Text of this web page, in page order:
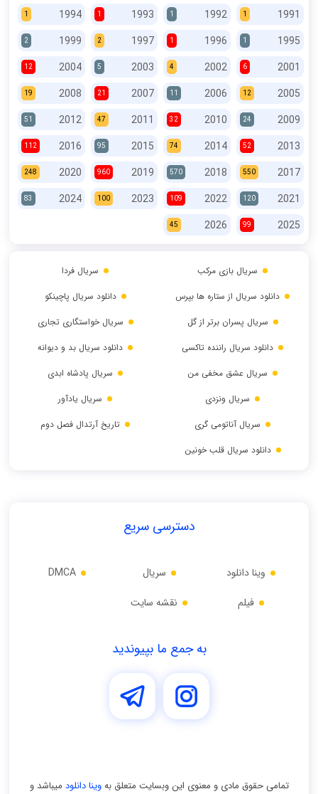
1991
1
1992
1
1993
1
1994
1
1995
1
1996
1
1997
2
1999
2
2001
6
2002
4
2003
5
2004
12
2005
12
2006
11
2007
21
2008
19
2009
24
2010
32
2011
47
2012
51
2013
52
2014
74
2015
95
2016
112
2017
550
2018
570
2019
960
2020
248
2021
120
2022
109
2023
100
2024
83
2025
99
2026
45
سریال بازی مرکب
دانلود سریال از ستاره ها بپرس
سریال پسران برتر از گل
دانلود سریال راننده تاکسی
سریال عشق مخفی من
سریال ونزدی
سریال آناتومی گری
دانلود سریال قلب خونین
سریال فردا
دانلود سریال پاچینکو
سریال خواستگاری تجاری
دانلود سریال بد و دیوانه
سریال پادشاه ابدی
سریال یادآور
تاریخ آرتدال فصل دوم
دسترسی سریع
وینا دانلود
فیلم
سریال
نقشه سایت
DMCA
به جمع ما بپیوندید
تمامی حقوق مادی و معنوی اين وبسايت متعلق بهوینا دانلود ميباشد و